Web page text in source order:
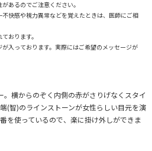
あるのでご注意ください。
快感や視力異常などを覚えたときは、医師にご相
おります。
入っております。実際にはご希望のメッセージが
横からのぞく内側の赤がさりげなくスタイ
(智)のラインストーンが女性らしい目元を演
を使っているので、楽に掛け外しができま